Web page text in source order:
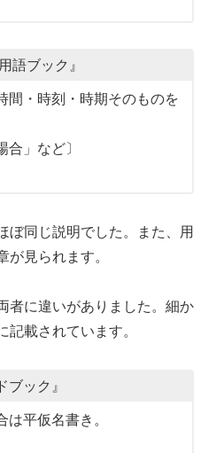
語ブック』
間・時刻・時期そのものを
」など〕
ぼ同じ説明でした。また、用
が見られます。
者に違いがありました。細か
記載されています。
ック』
は平仮名書き。